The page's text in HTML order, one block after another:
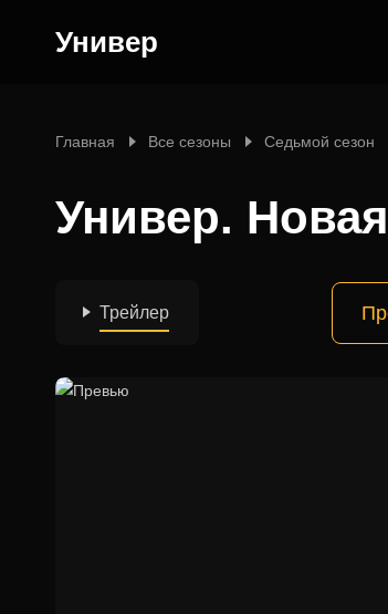
Универ
Главная Все сезоны Седьмой сезон
Универ.
Трейлер